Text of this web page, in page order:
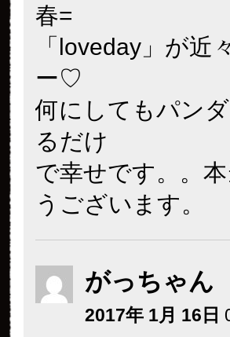
春=
「loveday」が
ー♡
何にしてもパン
るだけ
で幸せです。。
うございます。
がっちゃん
2017年 1月 16日